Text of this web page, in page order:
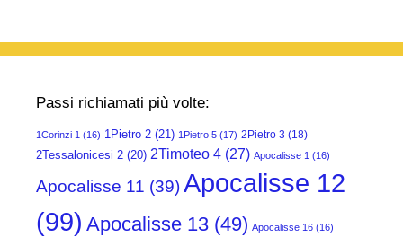
Passi richiamati più volte:
1Corinzi 1 (16) 1Pietro 2 (21) 1Pietro 5 (17) 2Pietro 3 (18)
2Tessalonicesi 2 (20) 2Timoteo 4 (27) Apocalisse 1 (16)
Apocalisse 11 (39)Apocalisse 12
(99) Apocalisse 13 (49) Apocalisse 16 (16)